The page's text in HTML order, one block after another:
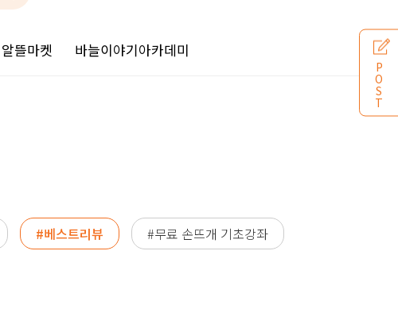
알뜰마켓 바늘이야기아카데미
#베스트리뷰 #무료 손뜨개 기초강좌
P
O
S
T